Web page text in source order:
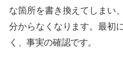
な箇所を書き換えてしまい
分からなくなります。最初
く、事実の確認です。